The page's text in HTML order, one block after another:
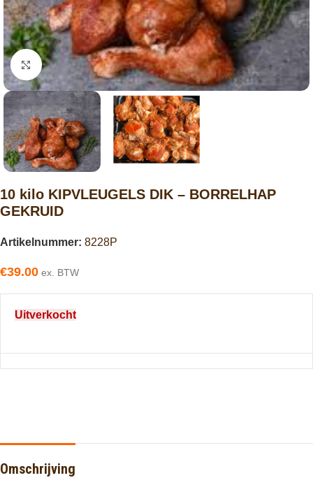
Click to enlarge
10 kilo KIPVLEUGELS DIK – BORRELHAP
GEKRUID
Artikelnummer: 8228P
€39.00 ex. BTW
Uitverkocht
Omschrijving